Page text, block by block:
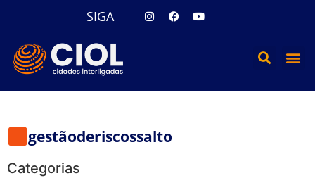
SIGA
gestãoderiscossalto
Categorias